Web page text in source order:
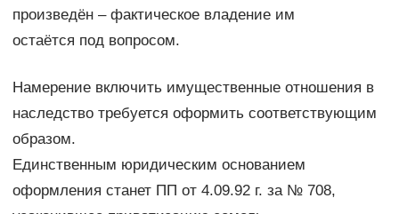
произведён – фактическое владение им
остаётся под вопросом.
Намерение включить имущественные отношения в
наследство требуется оформить соответствующим
образом.
Единственным юридическим основанием
оформления станет ПП от 4.09.92 г. за № 708,